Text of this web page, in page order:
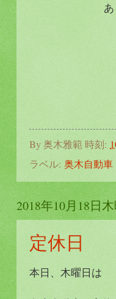
By奥木雅範 時刻:
ラベル: 奥木自動車
2018年10月18日
定休日
本日、木曜日は